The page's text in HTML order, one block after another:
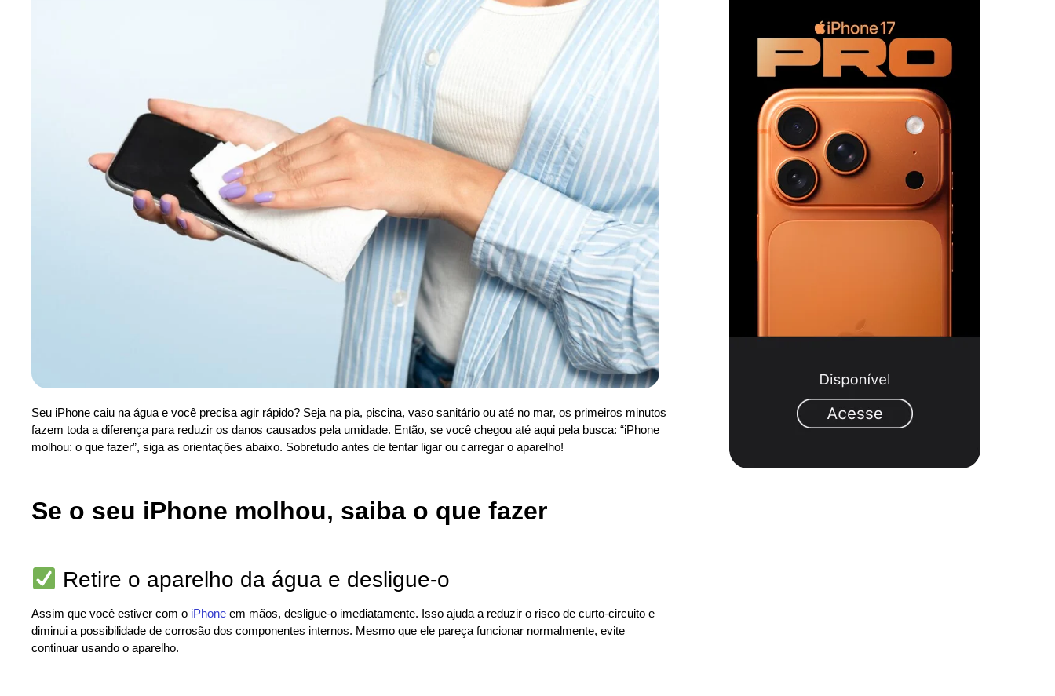
Seu iPhone caiu na água e você precisa agir rápido? Seja na pia, piscina, vaso sanitário ou até no mar, os primeiros minutos
fazem toda a diferença para reduzir os danos causados pela umidade. Então, se você chegou até aqui pela busca: “iPhone
molhou: o que fazer”, siga as orientações abaixo. Sobretudo antes de tentar ligar ou carregar o aparelho!
Se o seu iPhone molhou, saiba o que fazer
Retire o aparelho da água e desligue-o
Assim que você estiver com o iPhone em mãos, desligue-o imediatamente. Isso ajuda a reduzir o risco de curto-circuito e
diminui a possibilidade de corrosão dos componentes internos. Mesmo que ele pareça funcionar normalmente, evite
continuar usando o aparelho.